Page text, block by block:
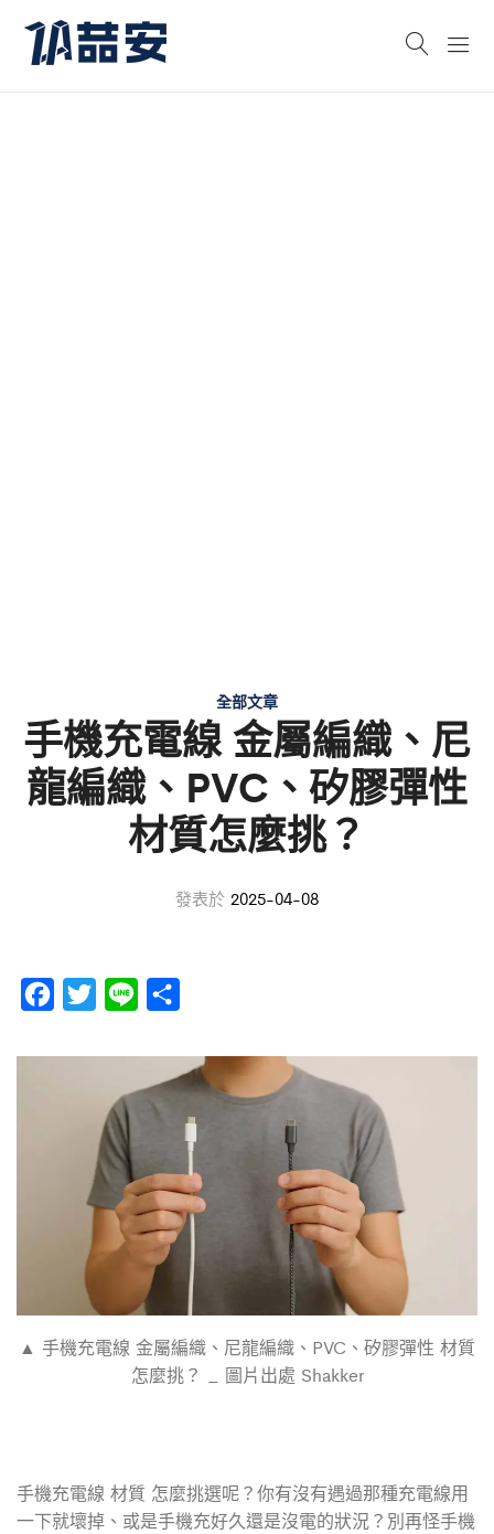
全部文章
手機充電線 金屬編織、尼
龍編織、PVC、矽膠彈性
材質怎麼挑？
發表於 2025-04-08
c
i
e
n
e
▲ 手機充電線 金屬編織、尼龍編織、PVC、矽膠彈性 材質
怎麼挑？ _ 圖片出處 Shakker
手機充電線 材質 怎麼挑選呢？你有沒有遇過那種充電線用
一下就壞掉、或是手機充好久還是沒電的狀況？別再怪手機